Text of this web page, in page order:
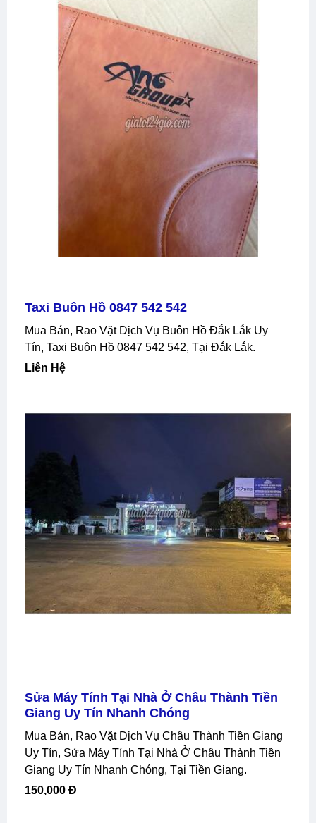
Taxi Buôn Hồ 0847 542 542
Mua Bán, Rao Vặt Dịch Vụ Buôn Hồ Đắk Lắk Uy
Tín, Taxi Buôn Hồ 0847 542 542, Tại Đắk Lắk.
Liên Hệ
Sửa Máy Tính Tại Nhà Ở Châu Thành Tiền
Giang Uy Tín Nhanh Chóng
Mua Bán, Rao Vặt Dịch Vụ Châu Thành Tiền Giang
Uy Tín, Sửa Máy Tính Tại Nhà Ở Châu Thành Tiền
Giang Uy Tín Nhanh Chóng, Tại Tiền Giang.
150,000 Đ